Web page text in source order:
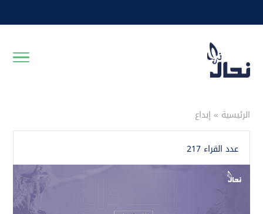
الرئيسية » إبداع
عدد القراء 217